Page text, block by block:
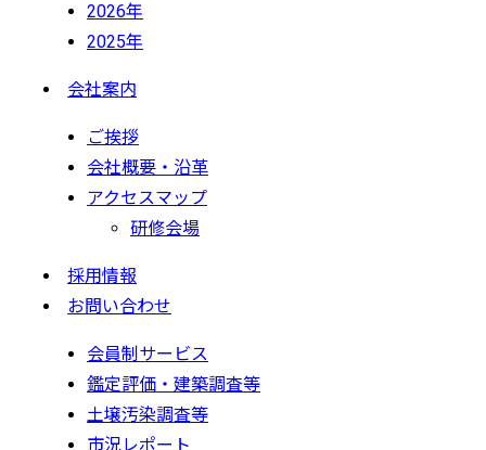
2026年
2025年
会社案内
ご挨拶
会社概要・沿革
アクセスマップ
研修会場
採用情報
お問い合わせ
会員制サービス
鑑定評価・建築調査等
土壌汚染調査等
市況レポート